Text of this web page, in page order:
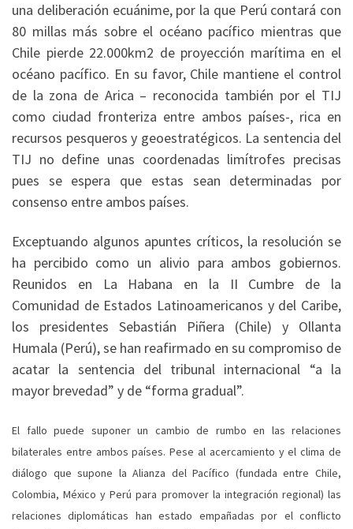
una deliberación ecuánime, por la que Perú contará con
80 millas más sobre el océano pacífico mientras que
Chile pierde 22.000km2 de proyección marítima en el
océano pacífico. En su favor, Chile mantiene el control
de la zona de Arica – reconocida también por el TIJ
como ciudad fronteriza entre ambos países-, rica en
recursos pesqueros y geoestratégicos. La sentencia del
TIJ no define unas coordenadas limítrofes precisas
pues se espera que estas sean determinadas por
consenso entre ambos países.
Exceptuando algunos apuntes críticos, la resolución se
ha percibido como un alivio para ambos gobiernos.
Reunidos en La Habana en la II Cumbre de la
Comunidad de Estados Latinoamericanos y del Caribe,
los presidentes Sebastián Piñera (Chile) y Ollanta
Humala (Perú), se han reafirmado en su compromiso de
acatar la sentencia del tribunal internacional “a la
mayor brevedad” y de “forma gradual”.
El fallo puede suponer un cambio de rumbo en las relaciones
bilaterales entre ambos países. Pese al acercamiento y el clima de
diálogo que supone la Alianza del Pacífico (fundada entre Chile,
Colombia, México y Perú para promover la integración regional) las
relaciones diplomáticas han estado empañadas por el conflicto